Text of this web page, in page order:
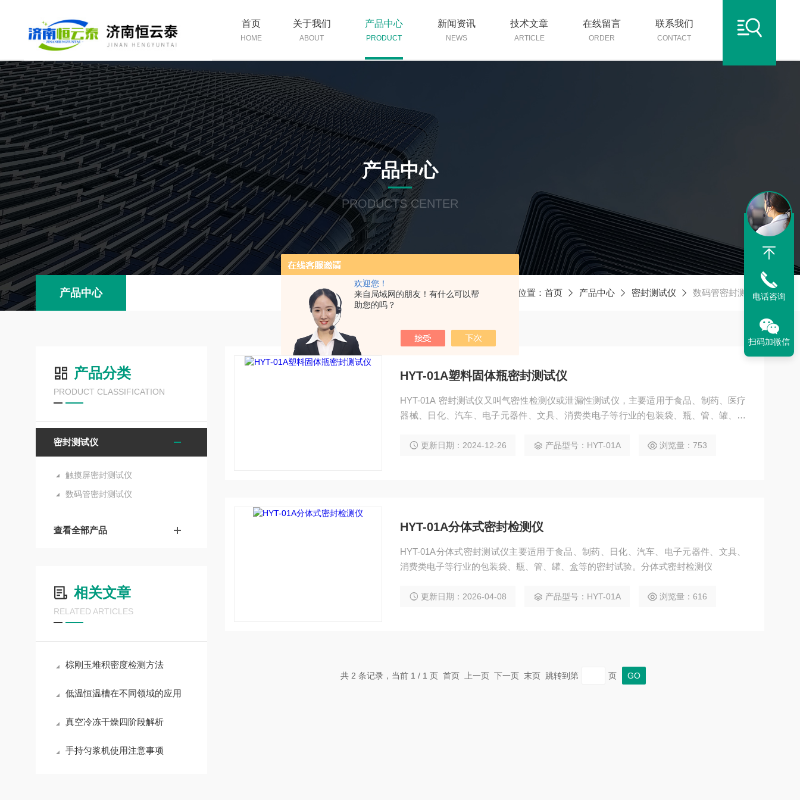
欢迎您！
来自局域网的朋友！有什么可以帮
助您的吗？
首页
HOME
关于我们
ABOUT
产品中心
PRODUCT
新闻资讯
NEWS
技术文章
ARTICLE
在线留言
ORDER
联系我们
CONTACT
产品中心
PRODUCTS CENTER
产品中心 当前位置： 首页 产品中心 密封测试仪 数码管密封测试仪
产品分类
PRODUCT CLASSIFICATION
密封测试仪
触摸屏密封测试仪
数码管密封测试仪
查看全部产品
相关文章
RELATED ARTICLES
棕刚玉堆积密度检测方法
低温恒温槽在不同领域的应用
真空冷冻干燥四阶段解析
手持匀浆机使用注意事项
HYT-01A塑料固体瓶密封测试仪
HYT-01A 密封测试仪又叫气密性检测仪或泄漏性测试仪，主要适用于食品、制药、医疗
器械、日化、汽车、电子元器件、文具、消费类电子等行业的包装袋、瓶、管、罐、盒
更新日期：2024-12-26 产品型号：HYT-01A 浏览量：753
HYT-01A分体式密封检测仪
HYT-01A分体式密封测试仪主要适用于食品、制药、日化、汽车、电子元器件、文具、
消费类电子等行业的包装袋、瓶、管、罐、盒等的密封试验。分体式密封检测仪
更新日期：2026-04-08 产品型号：HYT-01A 浏览量：616
共 2 条记录，当前 1 / 1 页 首页 上一页 下一页 末页 跳转到第 页
电话咨询
扫码加微信